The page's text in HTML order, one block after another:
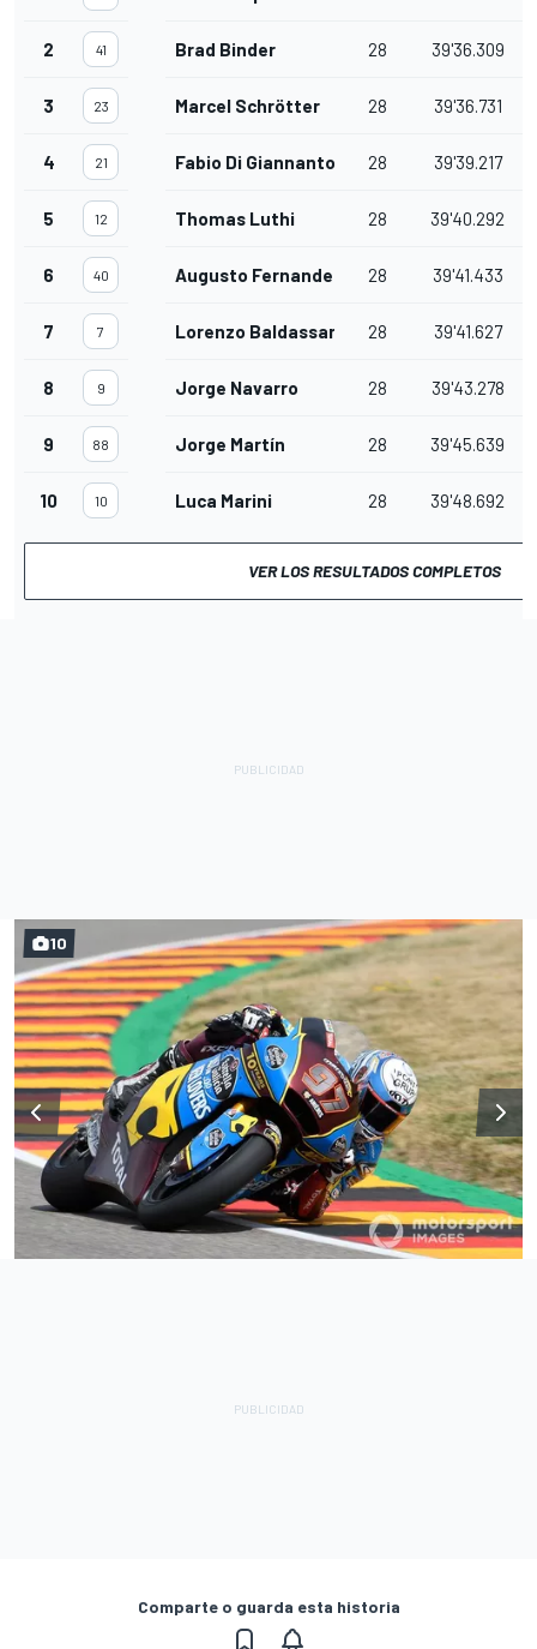
2 41 Brad Binder 28 39'36.309
3 23 Marcel Schrötter 28 39'36.731
4 21 Fabio Di Giannantonio 28 39'39.217
5 12 Thomas Luthi 28 39'40.292
6 40 Augusto Fernandez 28 39'41.433
7 7 Lorenzo Baldassarri 28 39'41.627
8 9 Jorge Navarro 28 39'43.278
9 88 Jorge Martín 28 39'45.639
10 10 Luca Marini 28 39'48.692
VER LOS RESULTADOS COMPLETOS
10
Comparte o guarda esta historia